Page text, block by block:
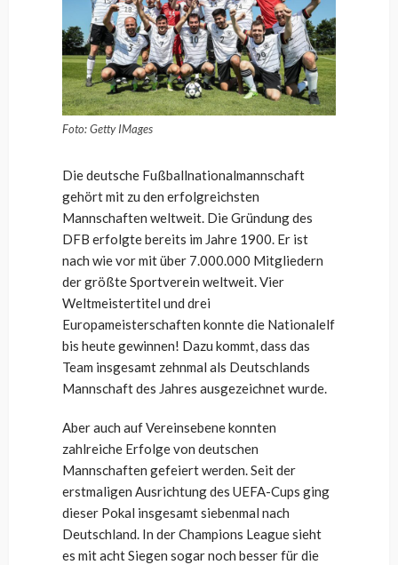
Foto: Getty IMages
Die deutsche Fußballnationalmannschaft
gehört mit zu den erfolgreichsten
Mannschaften weltweit. Die Gründung des
DFB erfolgte bereits im Jahre 1900. Er ist
nach wie vor mit über 7.000.000 Mitgliedern
der größte Sportverein weltweit. Vier
Weltmeistertitel und drei
Europameisterschaften konnte die Nationalelf
bis heute gewinnen! Dazu kommt, dass das
Team insgesamt zehnmal als Deutschlands
Mannschaft des Jahres ausgezeichnet wurde.
Aber auch auf Vereinsebene konnten
zahlreiche Erfolge von deutschen
Mannschaften gefeiert werden. Seit der
erstmaligen Ausrichtung des UEFA-Cups ging
dieser Pokal insgesamt siebenmal nach
Deutschland. In der Champions League sieht
es mit acht Siegen sogar noch besser für die